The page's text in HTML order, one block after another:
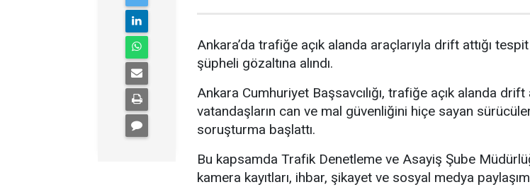
Ankara’da trafiğe açık alanda araçlarıyla drift attığı
şüpheli gözaltına alındı.
Ankara Cumhuriyet Başsavcılığı, trafiğe açık alanda
vatandaşların can ve mal güvenliğini hiçe sayan
soruşturma başlattı.
Bu kapsamda Trafik Denetleme ve Asayiş Şube
kamera kayıtları, ihbar, şikayet ve sosyal medya